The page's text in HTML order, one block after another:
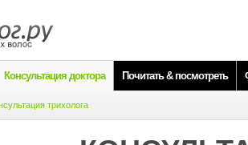
Консультация доктора Почитать & посмотреть
трихолога